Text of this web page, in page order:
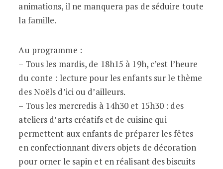
animations, il ne manquera pas de séduire toute
la famille.
Au programme :
– Tous les mardis, de 18h15 à 19h, c’est l’heure
du conte : lecture pour les enfants sur le thème
des Noëls d’ici ou d’ailleurs.
– Tous les mercredis à 14h30 et 15h30 : des
ateliers d’arts créatifs et de cuisine qui
permettent aux enfants de préparer les fêtes
en confectionnant divers objets de décoration
pour orner le sapin et en réalisant des biscuits